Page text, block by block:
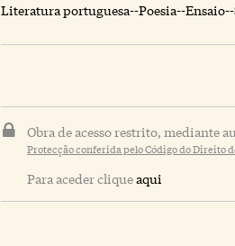
Literatura portuguesa--Poesia--Ensaio--
Obra de acesso restrito, mediante
Protecção conferida pelo Código do Direito
Para aceder cliqueaqui